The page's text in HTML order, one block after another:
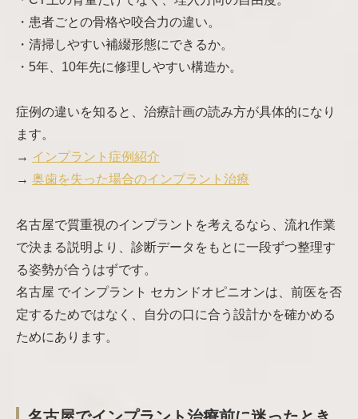
・患者ごとの骨格や咬合力の違い。
・清掃しやすい補綴形態にできるか。
・5年、10年先に修理しやすい構造か。
症例の違いを知ると、治療計画の読み方が具体的になり
ます。
→ インプラント症例紹介
→ 奥歯を失った場合のインプラント治療
名古屋で質重視のインプラントを考えるなら、流れ作業
で決まる説明より、診断データをもとに一段ずつ整理す
る姿勢が合うはずです。
名古屋 でインプラント セカンドオピニオンは、前医を否
定するためではなく、自分の口に合う設計かを確かめる
ためにあります。